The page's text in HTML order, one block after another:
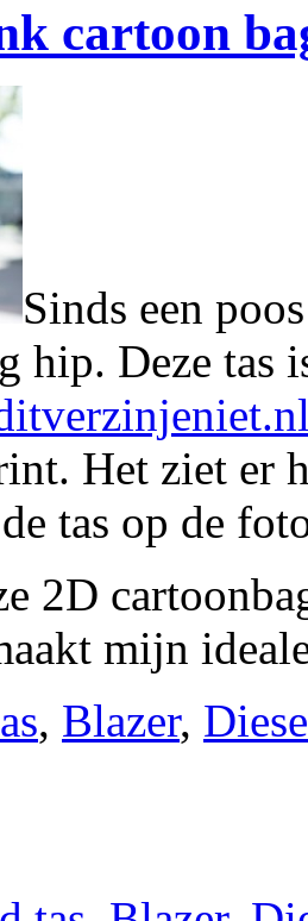
cartoon
Sinds een
hip. Deze
Het ziet er
tas op de
2D
mijn
, Blazer,